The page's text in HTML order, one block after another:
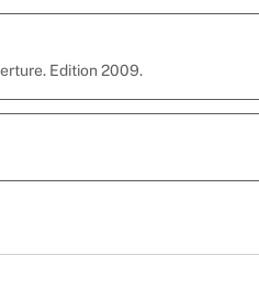
Edition 2009.